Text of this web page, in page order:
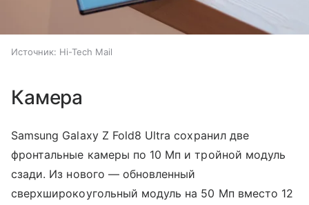
Источник: Hi-Tech Mail
Камера
Samsung Galaxy Z Fold8 Ultra сохранил две
фронтальные камеры по 10 Мп и тройной модуль
сзади. Из нового — обновленный
сверхширокоугольный модуль на 50 Мп вместо 12